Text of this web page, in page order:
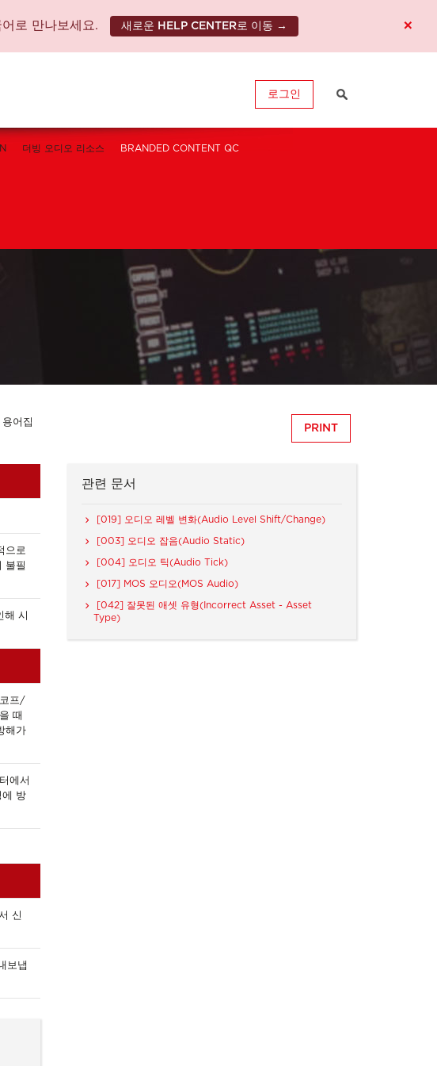
로 만나보세요. 새로운 HELP CENTER로 이동 → ×
로그인
더빙 오디오 리소스 BRANDED CONTENT QC
어집
PRINT
으로
불필
시
프/
때
해가
에서
에 방
신
보냅
관련 문서
[019] 오디오 레벨 변화(Audio Level Shift/Change)
[003] 오디오 잡음(Audio Static)
[004] 오디오 틱(Audio Tick)
[017] MOS 오디오(MOS Audio)
[042] 잘못된 애셋 유형(Incorrect Asset - Asset
Type)